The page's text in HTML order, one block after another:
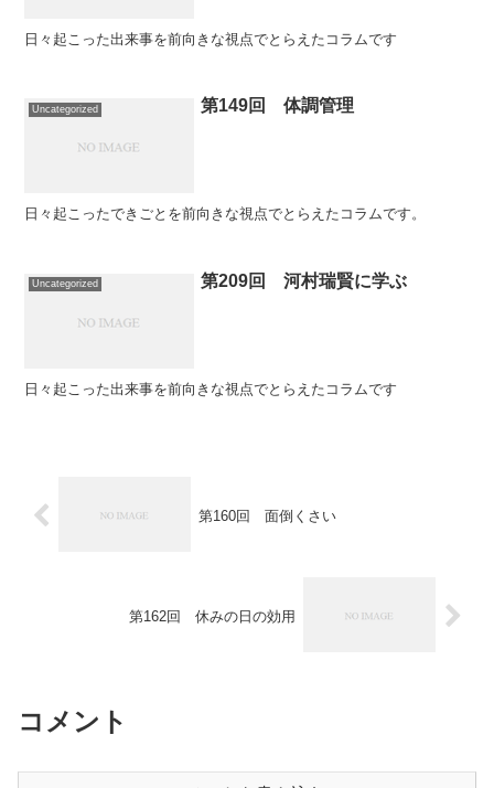
日々起こった出来事を前向きな視点でとらえたコラムです
Uncategorized 第149回 体調管理
日々起こったできごとを前向きな視点でとらえたコラムです。
Uncategorized 第209回 河村瑞賢に学ぶ
日々起こった出来事を前向きな視点でとらえたコラムです
第160回 面倒くさい
第162回 休みの日の効用
コメント